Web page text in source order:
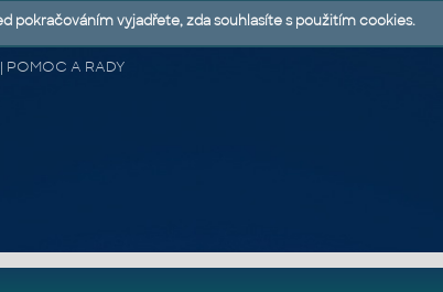
POMOC A RADY
pokračováním vyjadřete, zda souhlasíte s použitím cookies.